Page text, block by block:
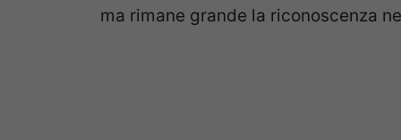
ma rimane grande la riconoscenza